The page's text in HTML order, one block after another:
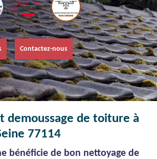
Contactez-nous
demoussage de toiture à
77114
bénéficie de bon nettoyage de